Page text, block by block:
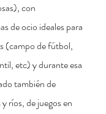
con
de ocio ideales para
(campo de fútbol,
etc) y durante esa
también de
ríos, de juegos en